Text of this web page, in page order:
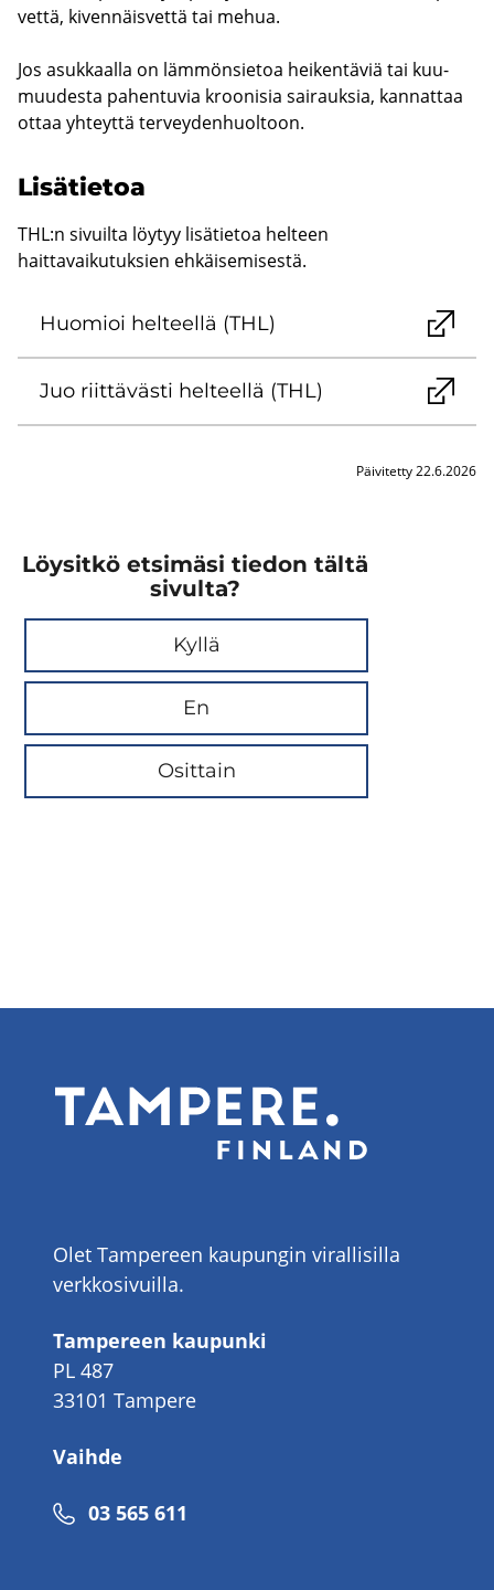
vettä, ki­ven­näis­vet­tä tai mehua.
Jos asuk­kaal­la on läm­mön­sie­toa hei­ken­tä­viä tai kuu­
muu­des­ta pa­hen­tu­via kroo­ni­sia sai­rauk­sia, kan­nat­taa
ottaa yh­teyt­tä ter­vey­den­huol­toon.
Li­sä­tie­toa
THL:n sivuilta löytyy lisätietoa helteen
haittavaikutuksien ehkäisemisestä.
Huo­mioi hel­teel­lä (THL)
Juo riit­tä­väs­ti hel­teel­lä (THL)
Päivitetty 22.6.2026
Löysitkö etsimäsi tiedon tältä
sivulta?
Kyllä
En
Osittain
Olet Tampereen kaupungin virallisilla
verkkosivuilla.
Tampereen kaupunki
PL 487
33101 Tampere
Vaihde
Puhelinnumero
03 565 611